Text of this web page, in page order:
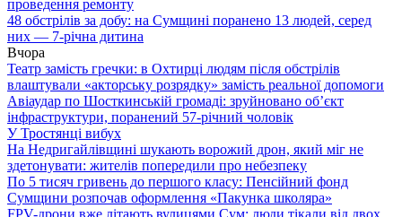
проведення ремонту
48 обстрілів за добу: на Сумщині поранено 13 людей, серед
них — 7-річна дитина
Вчора
Театр замість гречки: в Охтирці людям після обстрілів
влаштували «акторську розрядку» замість реальної допомоги
Авіаудар по Шосткинській громаді: зруйновано об’єкт
інфраструктури, поранений 57-річний чоловік
У Тростянці вибух
На Недригайлівщині шукають ворожий дрон, який міг не
здетонувати: жителів попередили про небезпеку
По 5 тисяч гривень до першого класу: Пенсійний фонд
Сумщини розпочав оформлення «Пакунка школяра»
FPV-дрони вже літають вулицями Сум: люди тікали від двох